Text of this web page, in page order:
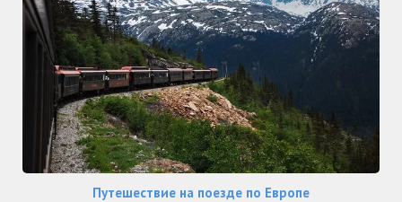
Путешествие на поезде по Европе